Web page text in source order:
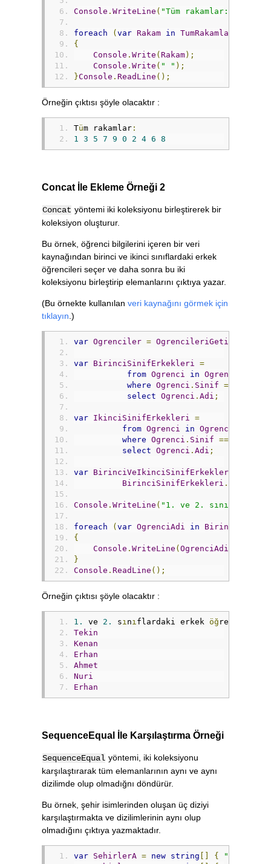
Console . WriteLine ( "Tüm rakamlar:"
foreach ( var Rakam in TumRakamlar
{
Console . Write ( Rakam);
Console . Write ( " " );
}Console . ReadLine ();
Örneğin çıktısı şöyle olacaktır :
Tüm rakamlar :
1 3 5 7 9 0 2 4 6 8
Concat İle Ekleme Örneği 2
Concat yöntemi iki koleksiyonu birleştirerek bir
koleksiyon oluşturur.
Bu örnek, öğrenci bilgilerini içeren bir veri
kaynağından birinci ve ikinci sınıflardaki erkek
öğrencileri seçer ve daha sonra bu iki
koleksiyonu birleştirip elemanlarını çıktıya yazar.
(Bu örnekte kullanılan veri kaynağını görmek için
tıklayın .)
var Ogrenciler = OgrencileriGetir
var BirinciSinifErkekleri =
from Ogrenci in Ogrenciler
where Ogrenci . Sinif ==
select Ogrenci . Adi ;
var IkinciSinifErkekleri =
from Ogrenci in Ogrenciler
where Ogrenci . Sinif ==
select Ogrenci . Adi ;
var BirinciVeIkinciSinifErkekleri
BirinciSinifErkekleri .
Console . WriteLine ( "1. ve 2.
foreach ( var OgrenciAdi in
{
Console . WriteLine ( OgrenciAdi
}
Console . ReadLine ();
Örneğin çıktısı şöyle olacaktır :
1. ve 2. sınıflardaki erkek öğ renciler
Tekin
Kenan
Erhan
Ahmet
Nuri
Erhan
SequenceEqual İle Karşılaştırma Örneği
SequenceEqual yöntemi, iki koleksiyonu
karşılaştırarak tüm elemanlarının aynı ve aynı
dizilimde olup olmadığnı döndürür.
Bu örnek, şehir isimlerinden oluşan üç diziyi
karşılaştırmakta ve dizilimlerinin aynı olup
olmadığını çıktıya yazmaktadır.
var SehirlerA = new string { "Ankara"